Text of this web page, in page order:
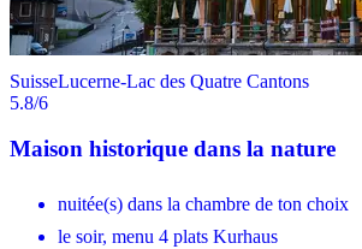
SuisseLucerne-Lac des Quatre Cantons
5.8/6
Maison historique dans la nature
nuitée(s) dans la chambre de ton choix
le soir, menu 4 plats Kurhaus